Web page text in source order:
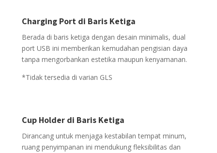
Charging Port di Baris Ketiga
Berada di baris ketiga dengan desain minimalis, dual
port USB ini memberikan kemudahan pengisian daya
tanpa mengorbankan estetika maupun kenyamanan.
*Tidak tersedia di varian GLS
Cup Holder di Baris Ketiga
Dirancang untuk menjaga kestabilan tempat minum,
ruang penyimpanan ini mendukung fleksibilitas dan